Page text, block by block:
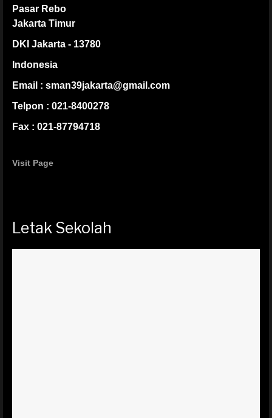
Pasar Rebo
Jakarta Timur
DKI Jakarta - 13780
Indonesia
Email : sman39jakarta@gmail.com
Telpon : 021-8400278
Fax : 021-87794718
Visit Page
Letak Sekolah